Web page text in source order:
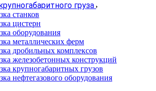
груза
станков
цистерн
оборудования
металлических ферм
дробильных комплексов
железобетонных конструкций
крупногабаритных грузов
нефтегазового оборудования